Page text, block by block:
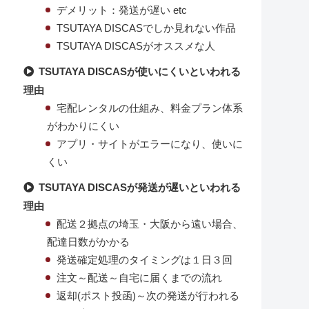
デメリット：発送が遅い etc
TSUTAYA DISCASでしか見れない作品
TSUTAYA DISCASがオススメな人
TSUTAYA DISCASが使いにくいといわれる
理由
宅配レンタルの仕組み、料金プラン体系
がわかりにくい
アプリ・サイトがエラーになり、使いに
くい
TSUTAYA DISCASが発送が遅いといわれる
理由
配送２拠点の埼玉・大阪から遠い場合、
配達日数がかかる
発送確定処理のタイミングは１日３回
注文～配送～自宅に届くまでの流れ
返却(ポスト投函)～次の発送が行われる